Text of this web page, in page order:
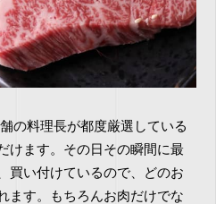
の料理長が都度厳選している
けます。その日その瞬間に最
買い付けているので、どのお
ます。もちろんお肉だけでな